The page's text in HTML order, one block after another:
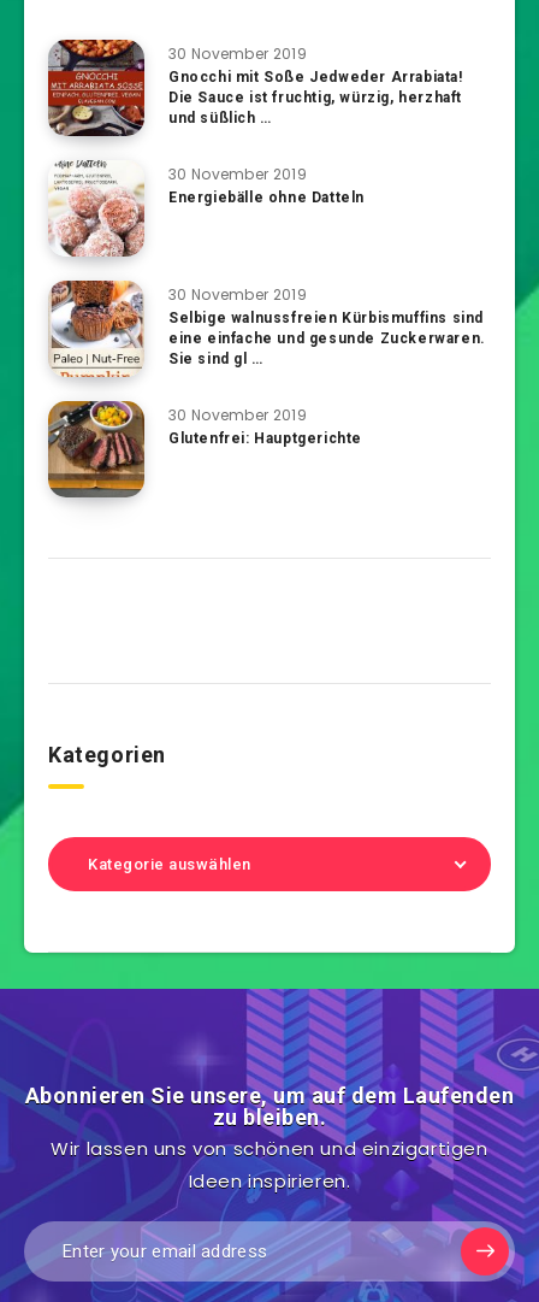
30 November 2019
Gnocchi mit Soße Jedweder Arrabiata!
Die Sauce ist fruchtig, würzig, herzhaft
und süßlich …
30 November 2019
Energiebälle ohne Datteln
30 November 2019
Selbige walnussfreien Kürbismuffins sind
eine einfache und gesunde Zuckerwaren.
Sie sind gl …
30 November 2019
Glutenfrei: Hauptgerichte
Kategorien
Kategorie auswählen
Abonnieren Sie unsere, um auf dem Laufenden
zu bleiben.
Wir lassen uns von schönen und einzigartigen
Ideen inspirieren.